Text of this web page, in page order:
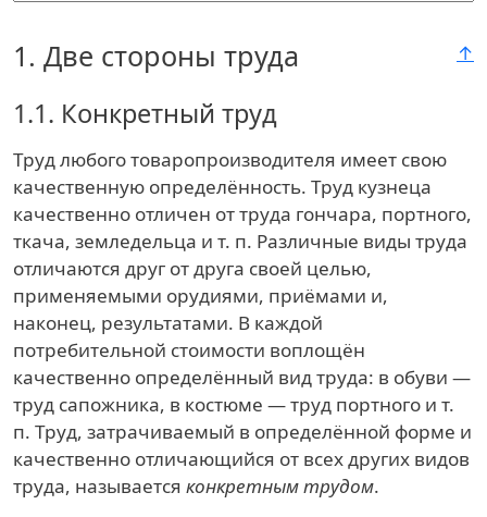
↑
1. Две стороны труда
1.1. Конкретный труд
Труд любого товаропроизводителя имеет свою
качественную определённость. Труд кузнеца
качественно отличен от труда гончара, портного,
ткача, земледельца и т. п. Различные виды труда
отличаются друг от друга своей целью,
применяемыми орудиями, приёмами и,
наконец, результатами. В каждой
потребительной стоимости воплощён
качественно определённый вид труда: в обуви —
труд сапожника, в костюме — труд портного и т.
п. Труд, затрачиваемый в определённой форме и
качественно отличающийся от всех других видов
труда, называется конкретным трудом.